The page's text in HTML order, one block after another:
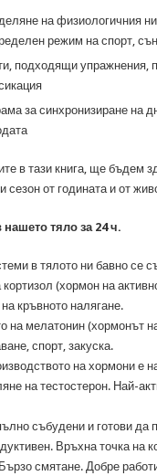
на физиологичния
режим на спорт,
подходящи упражнения,
за синхронизиране на
в тази книга, ще бъдем
сезон от годината и от
нашето тяло за 24 ч.
в тялото ни бавно се
кортизол (хормон на
кръвното налягане.
на мелатонин (хормонът
спорт, закуска.
на хормони е
на тестостерон. Най-
събудени и готови
Връхна точка на
смятане. Добре